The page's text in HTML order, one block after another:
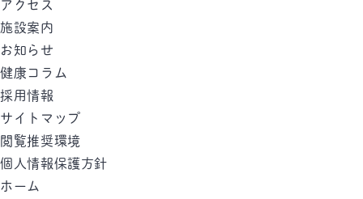
アクセス
施設案内
お知らせ
健康コラム
採用情報
サイトマップ
閲覧推奨環境
個人情報保護方針
ホーム